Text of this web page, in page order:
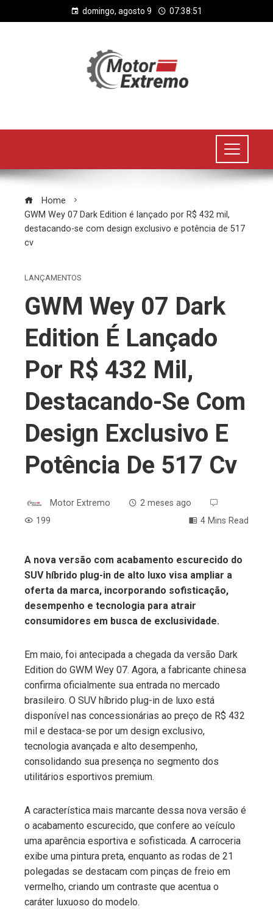
domingo, agosto 9 07:38:52
Home
GWM Wey 07 Dark Edition é lançado por R$ 432 mil,
destacando-se com design exclusivo e potência de 517
cv
LANÇAMENTOS
GWM Wey 07 Dark
Edition É Lançado
Por R$ 432 Mil,
Destacando-Se Com
Design Exclusivo E
Potência De 517 Cv
Motor Extremo
2 meses ago
199
4 Mins Read
A nova versão com acabamento escurecido do
SUV híbrido plug-in de alto luxo visa ampliar a
oferta da marca, incorporando sofisticação,
desempenho e tecnologia para atrair
consumidores em busca de exclusividade.
Em maio, foi antecipada a chegada da versão Dark
Edition do GWM Wey 07. Agora, a fabricante chinesa
confirma oficialmente sua entrada no mercado
brasileiro. O SUV híbrido plug-in de luxo está
disponível nas concessionárias ao preço de R$ 432
mil e destaca-se por um design exclusivo,
tecnologia avançada e alto desempenho,
consolidando sua presença no segmento dos
utilitários esportivos premium.
A característica mais marcante dessa nova versão é
o acabamento escurecido, que confere ao veículo
uma aparência esportiva e sofisticada. A carroceria
exibe uma pintura preta, enquanto as rodas de 21
polegadas se destacam com pinças de freio em
vermelho, criando um contraste que acentua o
caráter luxuoso do modelo.